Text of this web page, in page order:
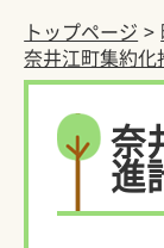
トップページ
奈井江町集約化
奈
進